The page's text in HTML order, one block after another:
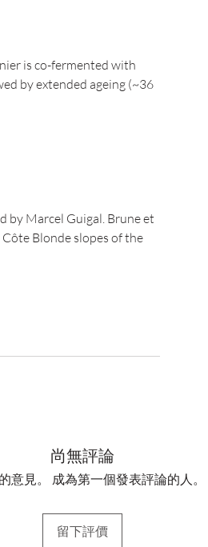
is co-fermented with
by extended ageing (~36
by Marcel Guigal. Brune et
Blonde slopes of the
尚無評論
意見。 成為第一個發表評論的人。
留下評價